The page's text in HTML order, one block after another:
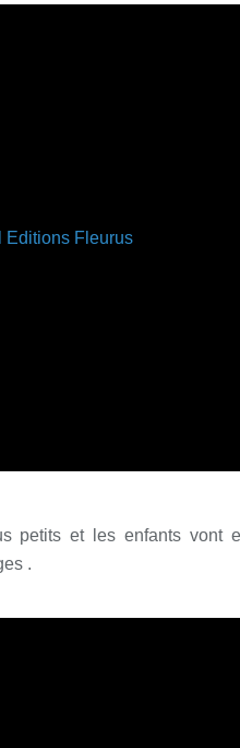
petits et les enfants vont
.